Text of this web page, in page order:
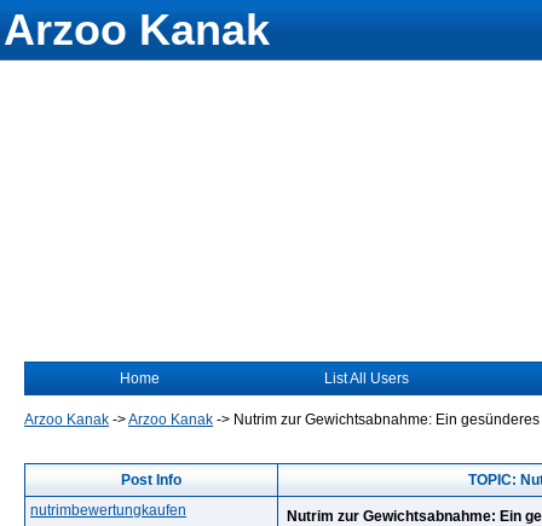
Arzoo Kanak
Home List All Users
Arzoo Kanak ->Arzoo Kanak -> Nutrim zur Gewichtsabnahme: Ein
Post Info
TOPIC:
nutrimbewertungkaufen
Nutrim zur Gewichtsabnahme: Ein